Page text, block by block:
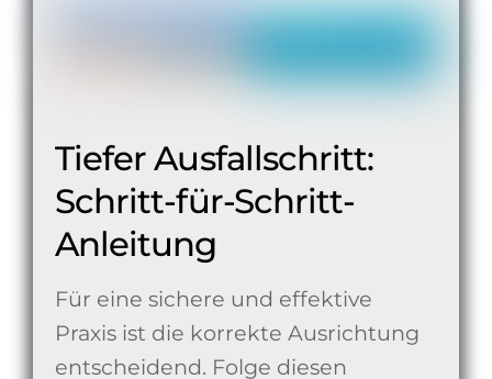
Tiefer Ausfallschritt:
Schritt-für-Schritt-
Anleitung
Für eine sichere und effektive
Praxis ist die korrekte Ausrichtung
entscheidend. Folge diesen